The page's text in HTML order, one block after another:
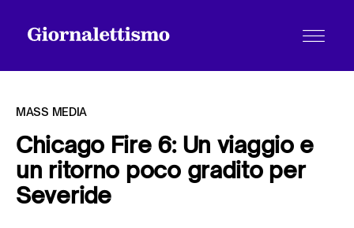
Tutti gli articoli
MASS MEDIA
Chicago Fire 6: Un viaggio e
un ritorno poco gradito per
Severide